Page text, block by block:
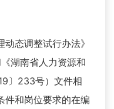
态调整试行办法》
湖南省人力资源和
〕233号）文件相
件和岗位要求的在编